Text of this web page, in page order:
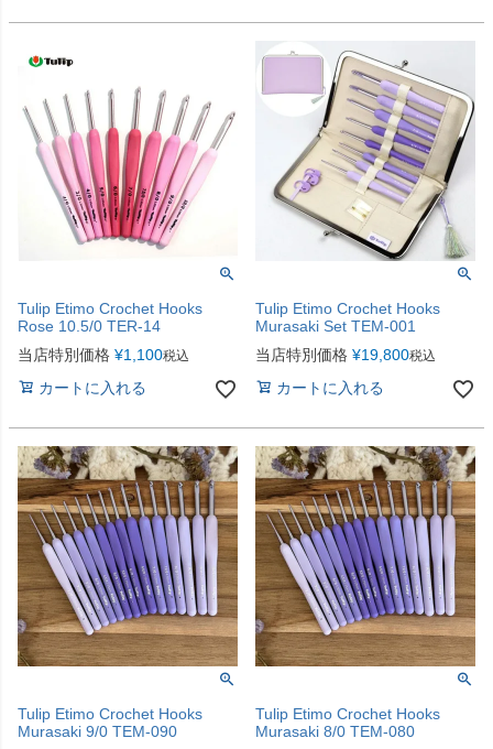
Tulip Etimo Crochet Hooks
Rose 10.5/0 TER-14
当店特別価格 ¥1,100税込
カートに入れる
Tulip Etimo Crochet Hooks
Murasaki Set TEM-001
当店特別価格 ¥19,800税込
カートに入れる
Tulip Etimo Crochet Hooks
Murasaki 9/0 TEM-090
Tulip Etimo Crochet Hooks
Murasaki 8/0 TEM-080